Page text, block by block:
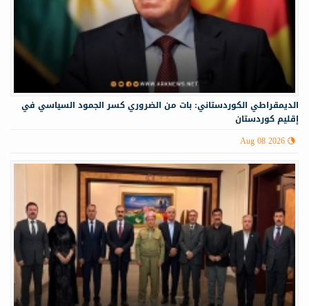
الديمقراطي الكوردستاني: بات من الضروري كسر الجمود السياسي في
إقليم كوردستان
Aug 08 2026